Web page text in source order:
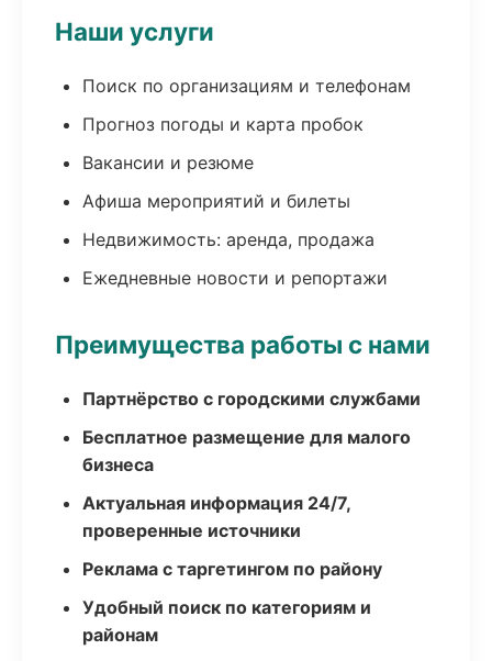
Наши услуги
Поиск по организациям и телефонам
Прогноз погоды и карта пробок
Вакансии и резюме
Афиша мероприятий и билеты
Недвижимость: аренда, продажа
Ежедневные новости и репортажи
Преимущества работы с нами
Партнёрство с городскими службами
Бесплатное размещение для малого
бизнеса
Актуальная информация 24/7,
проверенные источники
Реклама с таргетингом по району
Удобный поиск по категориям и
районам